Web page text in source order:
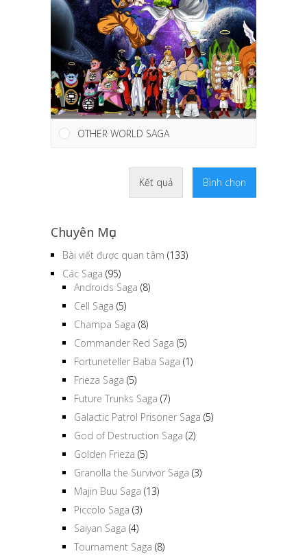
OTHER WORLD SAGA
Kết quả Bình chọn
Chuyên Mục
Bài viết được quan tâm (133)
Các Saga (95)
Androids Saga (8)
Cell Saga (5)
Champa Saga (8)
Commander Red Saga (5)
Fortuneteller Baba Saga (1)
Frieza Saga (5)
Future Trunks Saga (7)
Galactic Patrol Prisoner Saga (5)
God of Destruction Saga (2)
Golden Frieza (5)
Granolla the Survivor Saga (3)
Majin Buu Saga (13)
Piccolo Saga (3)
Saiyan Saga (4)
Tournament Saga (8)